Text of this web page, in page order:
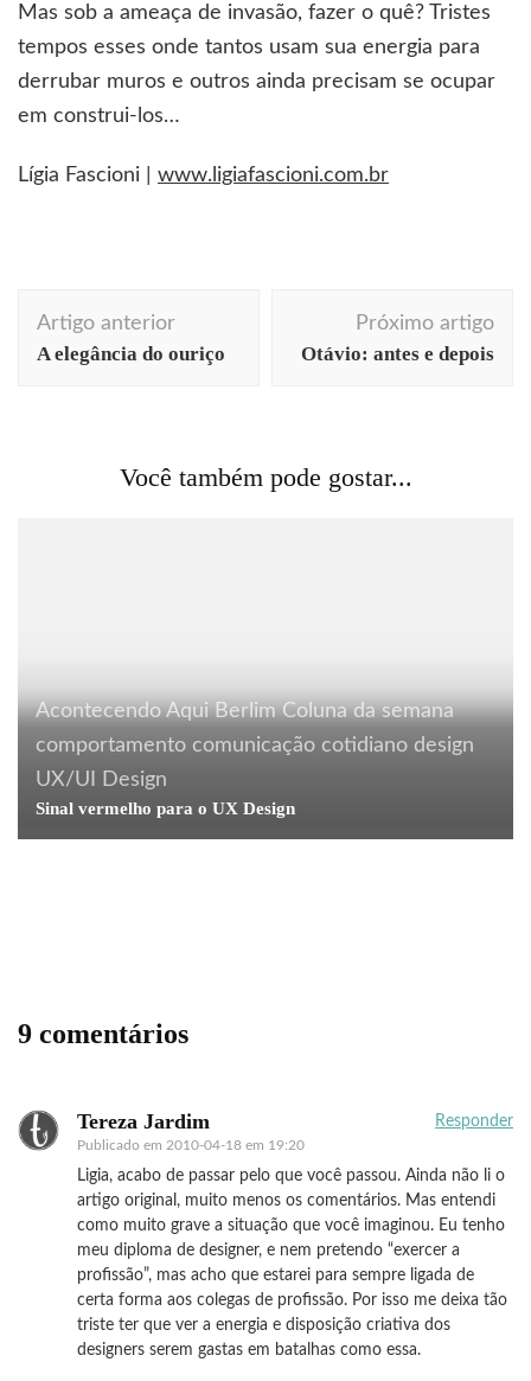
Mas sob a ameaça de invasão, fazer o quê? Tristes
tempos esses onde tantos usam sua energia para
derrubar muros e outros ainda precisam se ocupar
em construi-los…
Lígia Fascioni | www.ligiafascioni.com.br
de
Artigo anterior
A elegância do ouriço
Próximo artigo
Otávio: antes e depois
Você também pode gostar...
Acontecendo Aqui Berlim Coluna da semana
comportamento comunicação cotidiano design
UX/UI Design
Sinal vermelho para o UX Design
Acontecendo Aqui
marketing
Blábláblá…
comunicação consumo cotidiano
9 comentários
Tereza Jardim
Publicado em 2010-04-18 em 19:20
Responder
Ligia, acabo de passar pelo que você passou. Ainda não li o
artigo original, muito menos os comentários. Mas entendi
como muito grave a situação que você imaginou. Eu tenho
meu diploma de designer, e nem pretendo “exercer a
profissão”, mas acho que estarei para sempre ligada de
certa forma aos colegas de profissão. Por isso me deixa tão
triste ter que ver a energia e disposição criativa dos
designers serem gastas em batalhas como essa.